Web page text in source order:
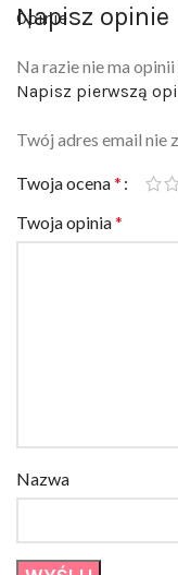
Napisz opinie
Opinie
Na razie nie ma
Napisz pierwszą
Twój adres email nie
Twoja ocena*
Twoja opinia*
Nazwa